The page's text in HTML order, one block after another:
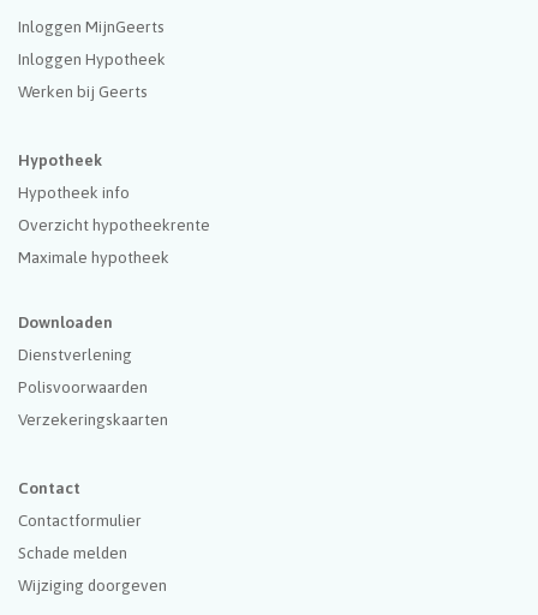
Inloggen MijnGeerts
Inloggen Hypotheek
Werken bij Geerts
Hypotheek
Hypotheek info
Overzicht hypotheekrente
Maximale hypotheek
Downloaden
Dienstverlening
Polisvoorwaarden
Verzekeringskaarten
Contact
Contactformulier
Schade melden
Wijziging doorgeven